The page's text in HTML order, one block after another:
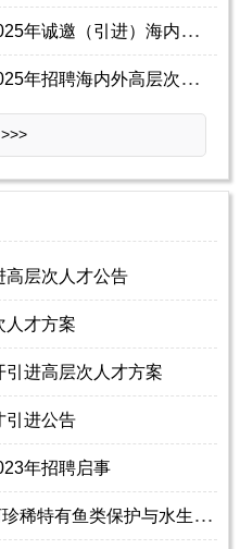
中
国科学院光电技术研究所2025年诚邀（引进）海内外学者高层次人才公告（含
中
国科学院成都生物研究所2025年招聘海内外高层次人才启事
高层次人才公告
人才方案
进高层次人才方案
引进公告
年招聘启事
中
国科学院野外站——赤水河珍稀特有鱼类保护与水生生物多样性观测研究站